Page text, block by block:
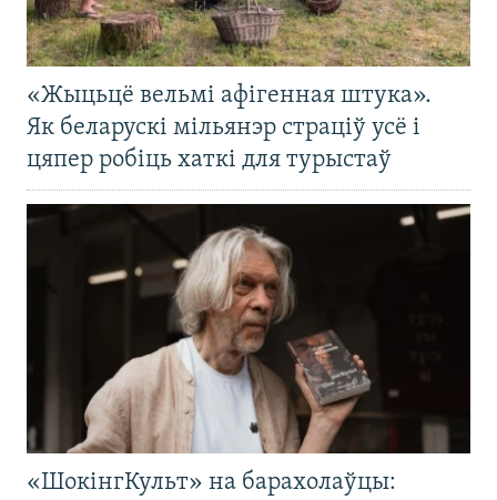
«Жыцьцё вельмі афігенная штука».
Як беларускі мільянэр страціў усё і
цяпер робіць хаткі для турыстаў
«ШокінгКульт» на барахолаўцы: